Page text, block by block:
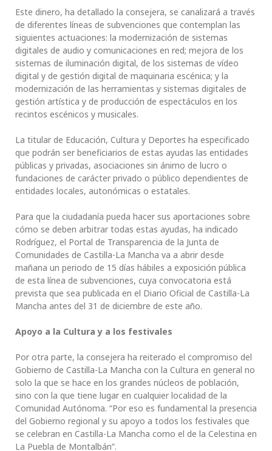
Este dinero, ha detallado la consejera, se canalizará a través
de diferentes líneas de subvenciones que contemplan las
siguientes actuaciones: la modernización de sistemas
digitales de audio y comunicaciones en red; mejora de los
sistemas de iluminación digital, de los sistemas de vídeo
digital y de gestión digital de maquinaria escénica; y la
modernización de las herramientas y sistemas digitales de
gestión artística y de producción de espectáculos en los
recintos escénicos y musicales.
La titular de Educación, Cultura y Deportes ha especificado
que podrán ser beneficiarios de estas ayudas las entidades
públicas y privadas, asociaciones sin ánimo de lucro o
fundaciones de carácter privado o público dependientes de
entidades locales, autonómicas o estatales.
Para que la ciudadanía pueda hacer sus aportaciones sobre
cómo se deben arbitrar todas estas ayudas, ha indicado
Rodríguez, el Portal de Transparencia de la Junta de
Comunidades de Castilla-La Mancha va a abrir desde
mañana un periodo de 15 días hábiles a exposición pública
de esta línea de subvenciones, cuya convocatoria está
prevista que sea publicada en el Diario Oficial de Castilla-La
Mancha antes del 31 de diciembre de este año.
Apoyo a la Cultura y a los festivales
Por otra parte, la consejera ha reiterado el compromiso del
Gobierno de Castilla-La Mancha con la Cultura en general no
solo la que se hace en los grandes núcleos de población,
sino con la que tiene lugar en cualquier localidad de la
Comunidad Autónoma. “Por eso es fundamental la presencia
del Gobierno regional y su apoyo a todos los festivales que
se celebran en Castilla-La Mancha como el de la Celestina en
La Puebla de Montalbán”.